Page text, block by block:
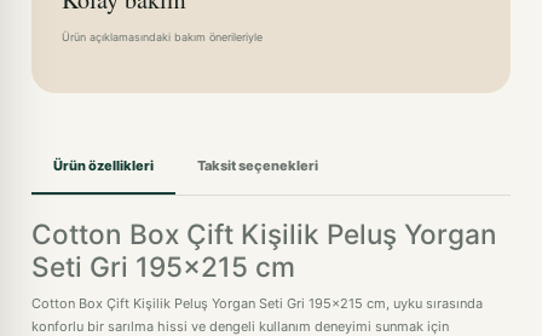
Ürün açıklamasındaki bakım önerileriyle
Ürün özellikleri Taksit seçenekleri
Cotton Box Çift Kişilik Peluş Yorgan
Seti Gri 195x215 cm
Cotton Box Çift Kişilik Peluş Yorgan Seti Gri 195x215 cm, uyku sırasında
konforlu bir sarılma hissi ve dengeli kullanım deneyimi sunmak için